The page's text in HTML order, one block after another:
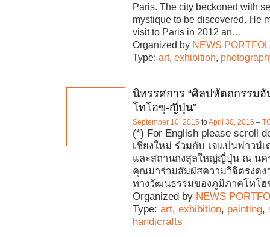
Paris. The city beckoned with
mystique to be discovered. He
visit to Paris in 2012 an
Organized by NEWS
Type: art, exhibition
นิทรรศการ “ศิลปหัตถกรรมอั
โทโฮขุ-ญี่ปุ่น”
September 10, 2015 toApril 30, 2016 –
(*) For English please scroll
เชียงใหม่ ร่วมกับ เจแปนฟาวน์เ
และสถานกงสุลใหญ่ญี่ปุ่น ณ นค
คุณมาร่วมสัมผัสความวิจิตรงดง
ทางวัฒนธรรมของภูมิภาคโทโ
Organized by NEWS
Type: art, exhibition, painting,
handicrafts